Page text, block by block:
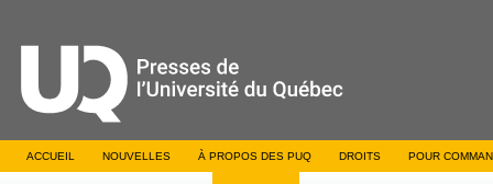
ACCUEIL NOUVELLES À PROPOS DES PUQ DROITS POUR